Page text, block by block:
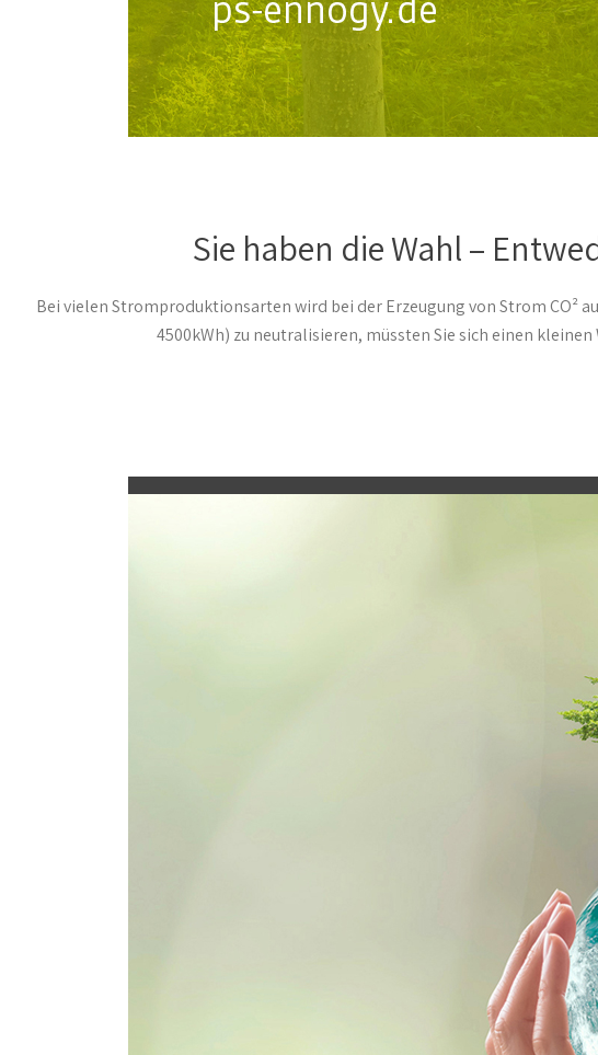
Sie haben die Wahl –
Bei vielen Stromproduktionsarten wird bei der Erzeugung von Strom CO²
4500kWh) zu neutralisieren, müssten Sie sich einen